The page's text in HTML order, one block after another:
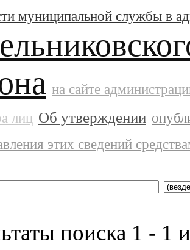
муниципальной службы в
на сайте
лиц Об утверждении
этих сведений
поиска 1 - 1